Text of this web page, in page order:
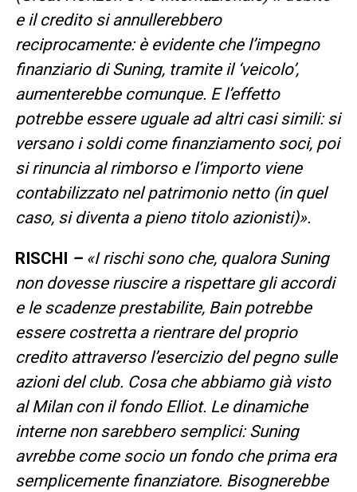
e il credito si annullerebbero
reciprocamente: è evidente che l’impegno
finanziario di Suning, tramite il ‘veicolo’,
aumenterebbe comunque. E l’effetto
potrebbe essere uguale ad altri casi simili: si
versano i soldi come finanziamento soci, poi
si rinuncia al rimborso e l’importo viene
contabilizzato nel patrimonio netto (in quel
caso, si diventa a pieno titolo azionisti)».
RISCHI – «I rischi sono che, qualora Suning
non dovesse riuscire a rispettare gli accordi
e le scadenze prestabilite, Bain potrebbe
essere costretta a rientrare del proprio
credito attraverso l’esercizio del pegno sulle
azioni del club. Cosa che abbiamo già visto
al Milan con il fondo Elliot. Le dinamiche
interne non sarebbero semplici: Suning
avrebbe come socio un fondo che prima era
semplicemente finanziatore. Bisognerebbe